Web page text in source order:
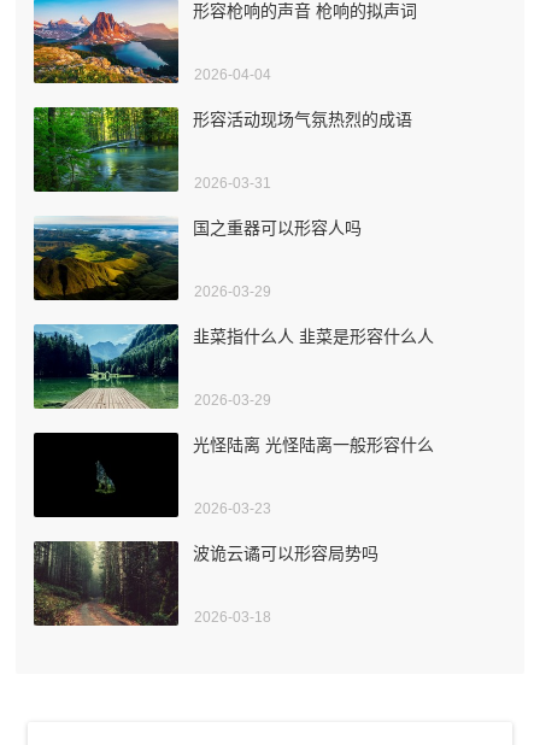
形容枪响的声音 枪响的拟声词
2026-04-04
形容活动现场气氛热烈的成语
2026-03-31
国之重器可以形容人吗
2026-03-29
韭菜指什么人 韭菜是形容什么人
2026-03-29
光怪陆离 光怪陆离一般形容什么
2026-03-23
波诡云谲可以形容局势吗
2026-03-18